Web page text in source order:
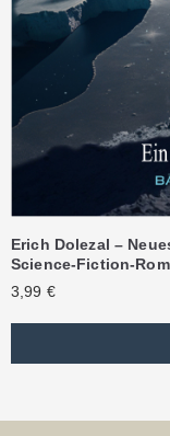
Erich Dolezal –
Science-Fiction-
3,99 €